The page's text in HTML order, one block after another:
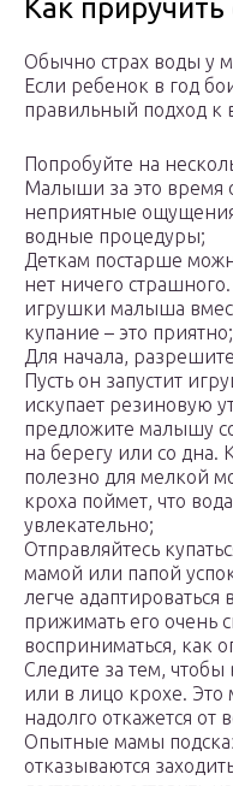
Как
Обычно страх воды у
Если ребенок в год
правильный подход к
Попробуйте на
Малыши за это время
неприятные
водные процедуры;
Деткам постарше
нет ничего
игрушки малыша
купание – это приятно;
Для начала,
Пусть он запустит
искупает резиновую
предложите малышу
на берегу или со дна.
полезно для мелкой
кроха поймет, что
увлекательно;
Отправляйтесь
мамой или папой
легче
прижимать его очень
восприниматься, как
Следите за тем, чтобы
или в лицо крохе. Это
надолго откажется от
Опытные мамы
отказываются